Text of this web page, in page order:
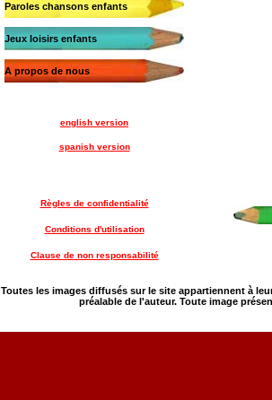
Paroles chansons enfants
Jeux loisirs enfants
A propos de nous
english version
spanish version
Règles de confidentialité
Conditions d'utilisation
Clause de non responsabilité
Toutes les images diffusés sur le site appartiennent à
préalable de l'auteur. Toute image